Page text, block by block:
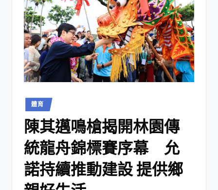
體育
陳其邁鳴槍揭開林園傳
統龍舟錦標賽序幕 允
諾持續推動建設 提供鄉